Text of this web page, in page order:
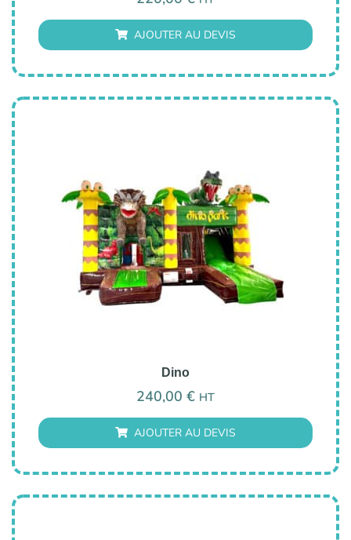
AJOUTER AU DEVIS
Dino
240,00 € HT
AJOUTER AU DEVIS